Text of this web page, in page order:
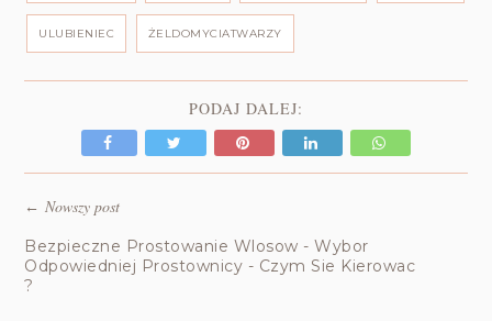
ULUBIENIEC ŻELDOMYCIATWARZY
PODAJ DALEJ:
←Nowszy post
Bezpieczne Prostowanie Wlosow - Wybor
Odpowiedniej Prostownicy - Czym Sie Kierowac
?